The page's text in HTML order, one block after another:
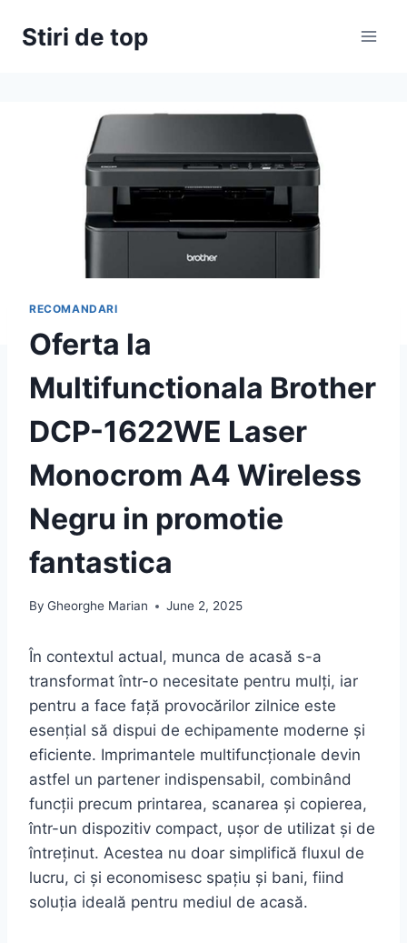
Stiri de top
RECOMANDARI
Oferta la
Multifunctionala Brother
DCP-1622WE Laser
Monocrom A4 Wireless
Negru in promotie
fantastica
By Gheorghe Marian June 2, 2025
În contextul actual, munca de acasă s-a
transformat într-o necesitate pentru mulți, iar
pentru a face față provocărilor zilnice este
esențial să dispui de echipamente moderne și
eficiente. Imprimantele multifuncționale devin
astfel un partener indispensabil, combinând
funcții precum printarea, scanarea și copierea,
într-un dispozitiv compact, ușor de utilizat și de
întreținut. Acestea nu doar simplifică fluxul de
lucru, ci și economisesc spațiu și bani, fiind
soluția ideală pentru mediul de acasă.